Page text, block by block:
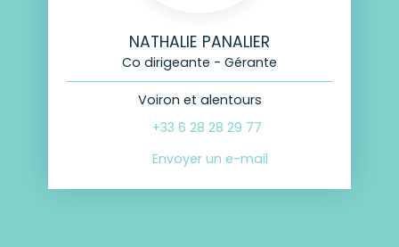
NATHALIE PANALIER
Co dirigeante - Gérante
Voiron et alentours
+33 6 28 28 29 77
Envoyer un e-mail